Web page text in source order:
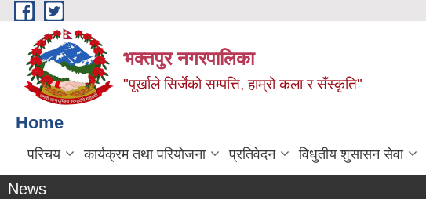
Skip to main content
भक्तपुर नगरपालिका
"पूर्खाले सिर्जेको सम्पत्ति, हाम्रो कला र सँस्कृति"
Home
परिचय कार्यक्रम तथा परियोजना प्रतिवेदन विधुतीय शुसासन सेवा
News